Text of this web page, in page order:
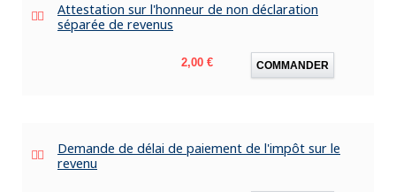
Attestation sur l'honneur de non déclaration
séparée de revenus
Prix
2,00 € COMMANDER
Demande de délai de paiement de l'impôt sur le
revenu